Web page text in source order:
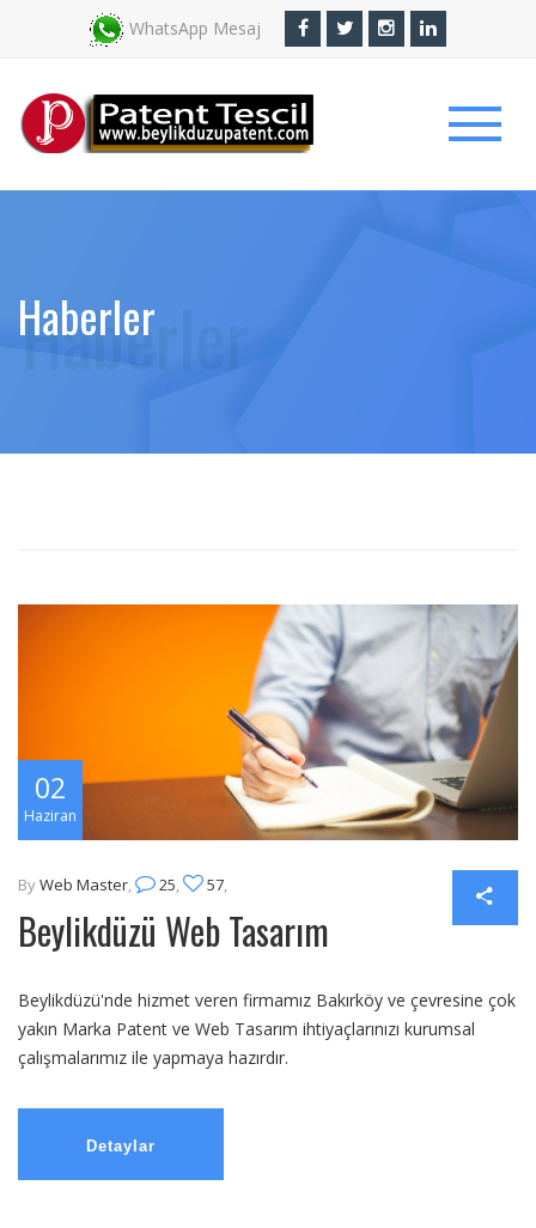
WhatsApp Mesaj
Haberler
02
Haziran
ByWeb Master, 25, 57,
Beylikdüzü Web Tasarım
Beylikdüzü'nde hizmet veren firmamız Bakırköy ve çevresine çok
yakın Marka Patent ve Web Tasarım ihtiyaçlarınızı kurumsal
çalışmalarımız ile yapmaya hazırdır.
Detaylar